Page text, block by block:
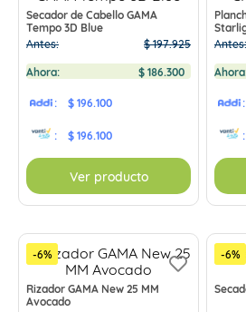
Secador de Cabello GAMA
Tempo 3D Blue
Antes:
$ 197.925
Ahora: $ 186.300
: $ 196.100
: $ 196.100
Ver producto
Antes:
:
:
-6%
Rizador GAMA New 25 MM
Avocado
-6%